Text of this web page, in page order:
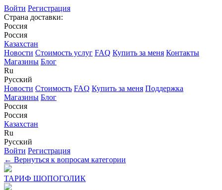
Войти Регистрация
Страна доставки:
Россия
Россия
Казахстан
Новости Стоимость услуг FAQ Купить за меня Контакты
Магазины Блог
Ru
Русский
Новости Стоимость FAQ Купить за меня Поддержка
Магазины Блог
Россия
Россия
Казахстан
Ru
Русский
Войти Регистрация
← Вернуться к вопросам категории
ТАРИФ ШОПОГОЛИК